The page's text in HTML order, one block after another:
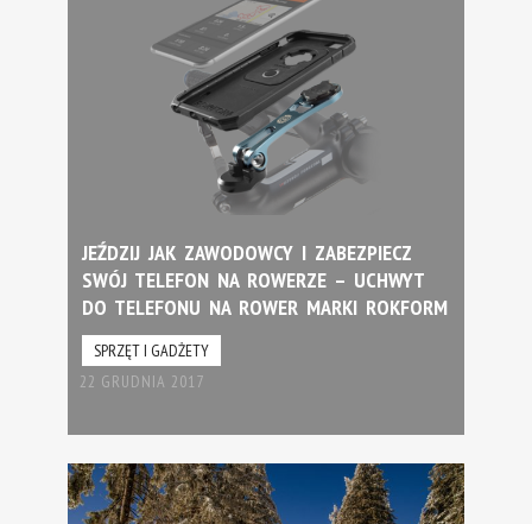
JEŹDZIJ JAK ZAWODOWCY I ZABEZPIECZ
SWÓJ TELEFON NA ROWERZE – UCHWYT
DO TELEFONU NA ROWER MARKI ROKFORM
SPRZĘT I GADŻETY
22 GRUDNIA 2017